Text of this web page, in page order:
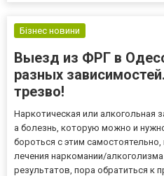
Бізнес новини
Выезд из ФРГ в
разных
трезво!
Наркотическая или алкогольная
а болезнь, которую можно и
бороться с этим
лечения наркомании/
результатов, пора обратиться к